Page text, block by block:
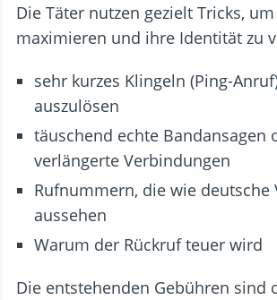
Die Täter nutzen gezielt Tricks,
maximieren und ihre Identität zu
sehr kurzes Klingeln (Ping-
auszulösen
täuschend echte Bandansagen
verlängerte Verbindungen
Rufnummern, die wie deutsche
aussehen
Warum der Rückruf teuer wird
Die entstehenden Gebühren sind